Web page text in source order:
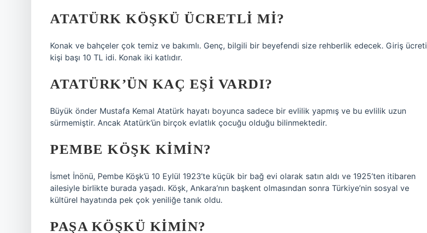
ATATÜRK KÖŞKÜ ÜCRETLI MI?
Konak ve bahçeler çok temiz ve bakımlı. Genç, bilgili bir beyefendi size rehberlik edecek. Giriş ücreti
kişi başı 10 TL idi. Konak iki katlıdır.
ATATÜRK’ÜN KAÇ EŞI VARDI?
Büyük önder Mustafa Kemal Atatürk hayatı boyunca sadece bir evlilik yapmış ve bu evlilik uzun
sürmemiştir. Ancak Atatürk’ün birçok evlatlık çocuğu olduğu bilinmektedir.
PEMBE KÖŞK KIMIN?
İsmet İnönü, Pembe Köşk’ü 10 Eylül 1923’te küçük bir bağ evi olarak satın aldı ve 1925’ten itibaren
ailesiyle birlikte burada yaşadı. Köşk, Ankara’nın başkent olmasından sonra Türkiye’nin sosyal ve
kültürel hayatında pek çok yeniliğe tanık oldu.
PAŞA KÖŞKÜ KIMIN?